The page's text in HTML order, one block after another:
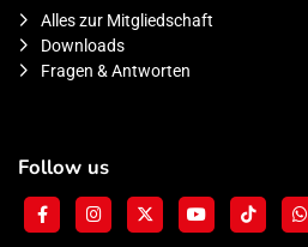
Alles zur Mitgliedschaft
Downloads
Fragen & Antworten
Follow us